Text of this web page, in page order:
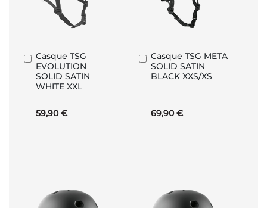
Casque TSG
EVOLUTION
SOLID SATIN
WHITE XXL
59,90 €
Ajouter
au
panier
Casque TSG META
SOLID SATIN
BLACK XXS/XS
69,90 €
Ajouter
au
panier